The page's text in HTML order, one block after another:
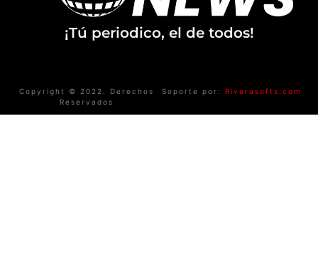
¡Tú periodico, el de todos!
Copyright © 2022. Derechos
Reservados
Soporte por: Riverasofts.com